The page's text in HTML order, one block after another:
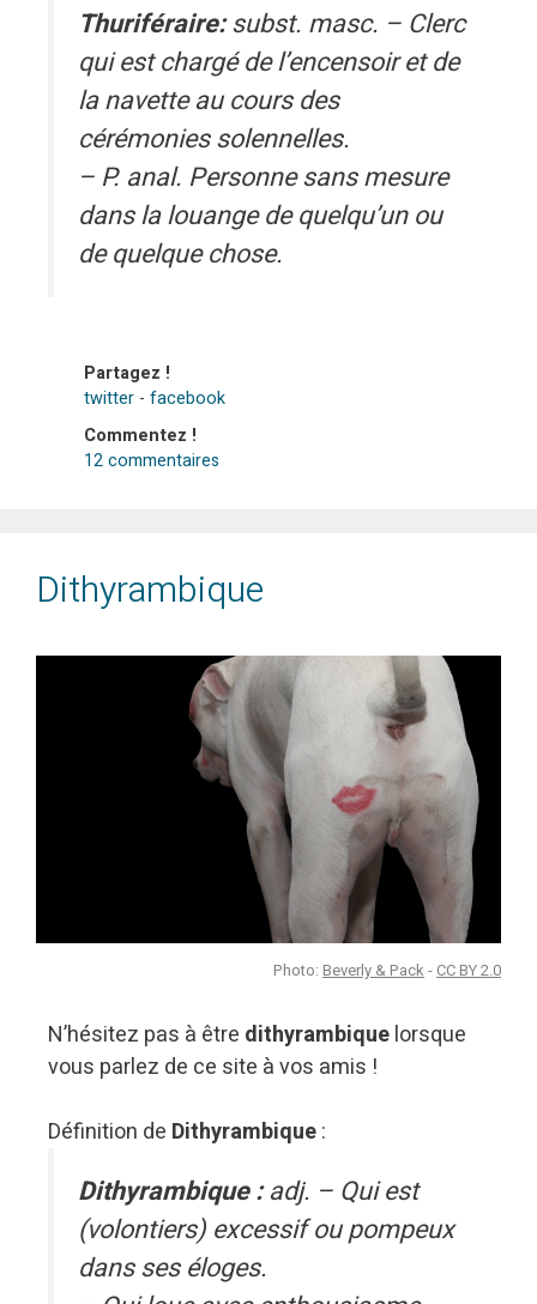
Thuriféraire:subst. masc. – Clerc
qui est chargé de l’encensoir et de
la navette au cours des
cérémonies solennelles.
– P. anal. Personne sans mesure
dans la louange de quelqu’un ou
de quelque chose.
Partagez !
twitter - facebook
Commentez !
12 commentaires
Dithyrambique
Photo: Beverly & Pack - CC BY 2.0
N’hésitez pas à être dithyrambiquelorsque
vous parlez de ce site à vos amis !
Définition de Dithyrambique:
Dithyrambique :adj. – Qui est
(volontiers) excessif ou pompeux
dans ses éloges.